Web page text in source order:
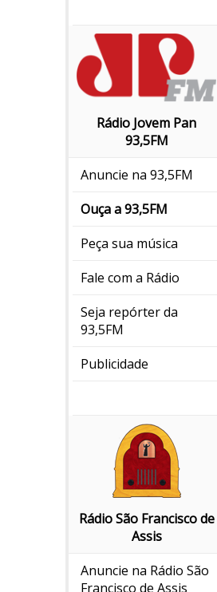
Rádio Jovem Pan
93,5FM
Anuncie na 93,5FM
Ouça a 93,5FM
Peça sua música
Fale com a Rádio
Seja repórter da
93,5FM
Publicidade
Rádio São Francisco de
Assis
Anuncie na Rádio São
Francisco de Assis